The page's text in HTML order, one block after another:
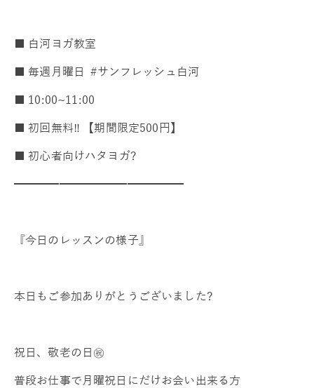
■ 白河ヨガ教室
■ 毎週月曜日 #サンフレッシュ白河
■ 10:00~11:00
■ 初回無料‼️ 【期間限定500円】
■ 初心者向けハタヨガ?
━━━━━━━━━━━━━━━
『今日のレッスンの様子』
本日もご参加ありがとうございました?
祝日、敬老の日㊗️
普段お仕事で月曜祝日にだけお会い出来る方